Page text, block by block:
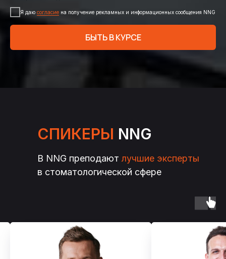
Я даю согласие на получение рекламных и информационных сообщения NNG
БЫТЬ В КУРСЕ
В NNG преподают лучшие эксперты
в стоматологической сфере
CПИКЕРЫ NNG